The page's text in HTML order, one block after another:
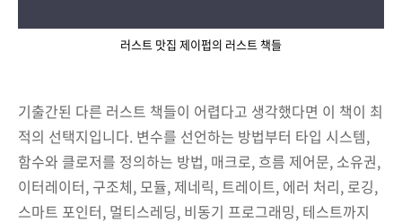
러스트 맛집 제이펍의 러스트 책들
기출간된 다른 러스트 책들이 어렵다고 생각했다면 이 책이 최
적의 선택지입니다. 변수를 선언하는 방법부터 타입 시스템,
함수와 클로저를 정의하는 방법, 매크로, 흐름 제어문, 소유권,
이터레이터, 구조체, 모듈, 제네릭, 트레이트, 에러 처리, 로깅,
스마트 포인터, 멀티스레딩, 비동기 프로그래밍, 테스트까지